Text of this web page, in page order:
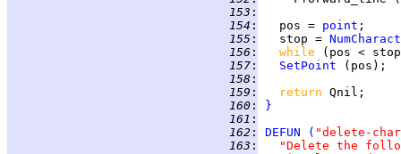
153 :
154 :
   pos =
point
155 :
   stop =
156 : while
(pos <
157 : SetPoint
158 :
159 : return
160 :
}
161 :
162 : DEFUN ( "delete-
163 :
"Delete the